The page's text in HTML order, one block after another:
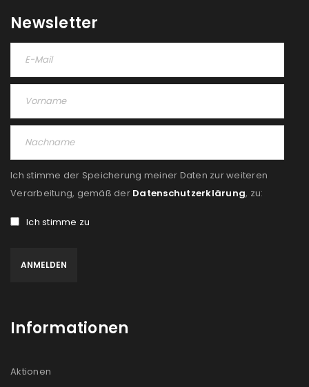
akzeptiere die
Newsletter
Ich stimme der Speicherung meiner Daten zur weiteren
Verarbeitung, gemäß der Datenschutzerklärung, zu:
Ich stimme zu
Informationen
Aktionen